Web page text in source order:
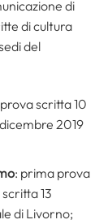
di
di cultura
del
scritta 10
2019
: prima prova
13
di Livorno;